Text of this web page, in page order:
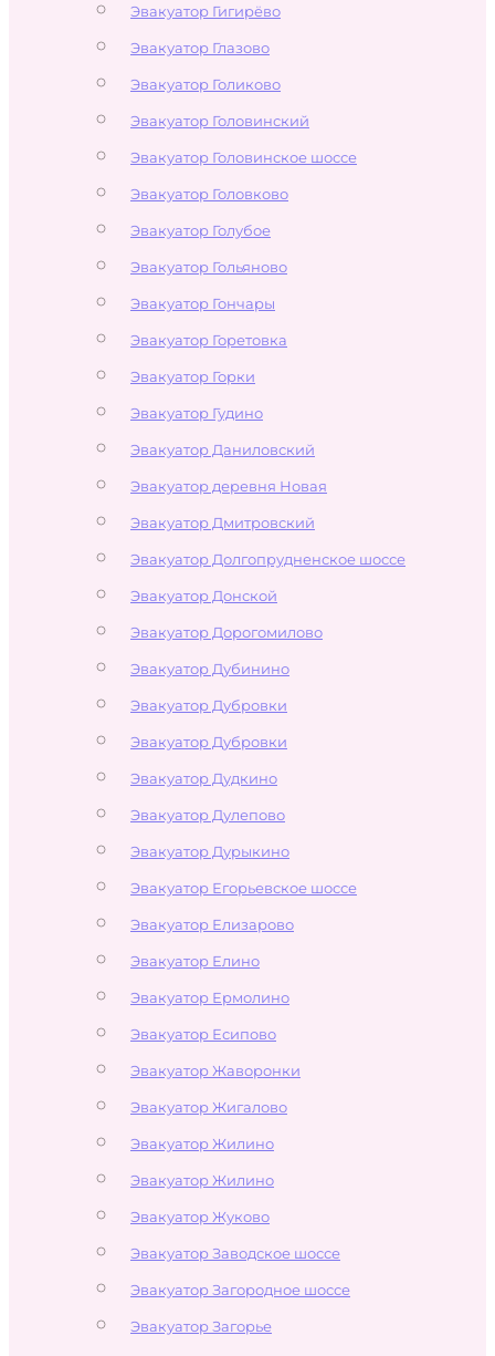
Эвакуатор Гигирёво
Эвакуатор Глазово
Эвакуатор Голиково
Эвакуатор Головинский
Эвакуатор Головинское шоссе
Эвакуатор Головково
Эвакуатор Голубое
Эвакуатор Гольяново
Эвакуатор Гончары
Эвакуатор Горетовка
Эвакуатор Горки
Эвакуатор Гудино
Эвакуатор Даниловский
Эвакуатор деревня Новая
Эвакуатор Дмитровский
Эвакуатор Долгопрудненское шоссе
Эвакуатор Донской
Эвакуатор Дорогомилово
Эвакуатор Дубинино
Эвакуатор Дубровки
Эвакуатор Дубровки
Эвакуатор Дудкино
Эвакуатор Дулепово
Эвакуатор Дурыкино
Эвакуатор Егорьевское шоссе
Эвакуатор Елизарово
Эвакуатор Елино
Эвакуатор Ермолино
Эвакуатор Есипово
Эвакуатор Жаворонки
Эвакуатор Жигалово
Эвакуатор Жилино
Эвакуатор Жилино
Эвакуатор Жуково
Эвакуатор Заводское шоссе
Эвакуатор Загородное шоссе
Эвакуатор Загорье